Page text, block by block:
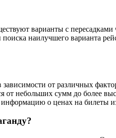
варианты с пересадками
наилучшего варианта
от различных
небольших сумм до более
о ценах на билеты